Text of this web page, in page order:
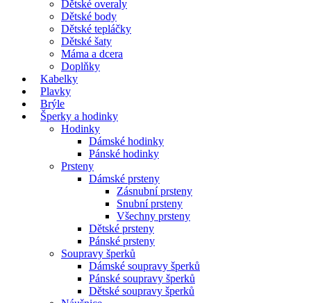
Dětské overaly
Dětské body
Dětské tepláčky
Dětské šaty
Máma a dcera
Doplňky
Kabelky
Plavky
Brýle
Šperky a hodinky
Hodinky
Dámské hodinky
Pánské hodinky
Prsteny
Dámské prsteny
Zásnubní prsteny
Snubní prsteny
Všechny prsteny
Dětské prsteny
Pánské prsteny
Soupravy šperků
Dámské soupravy šperků
Pánské soupravy šperků
Dětské soupravy šperků